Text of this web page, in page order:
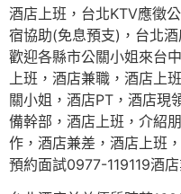
酒店上班，台北KTV應徵
宿協助(免息預支)，台北
歡迎各縣市公關小姐來台
上班，酒店兼職，酒店上
關小姐，酒店PT，酒店現
備幹部，酒店上班，介紹
作，酒店兼差，酒店上班
預約面試0977-119119酒